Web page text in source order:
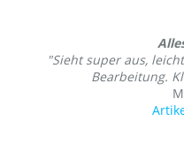
"Sieht super aus,
Bearbeitung.